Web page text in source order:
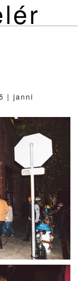
| janni